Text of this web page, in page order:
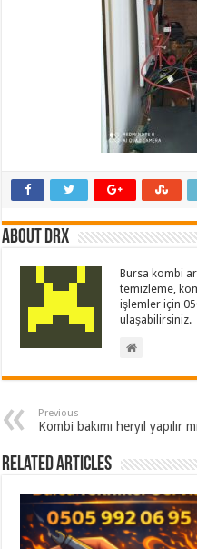
About drx
Bursa kombi
temizleme,
işlemler için
ulaşabilirsiniz.
Previous
Kombi bakımı heryıl yapılır
Related Articles